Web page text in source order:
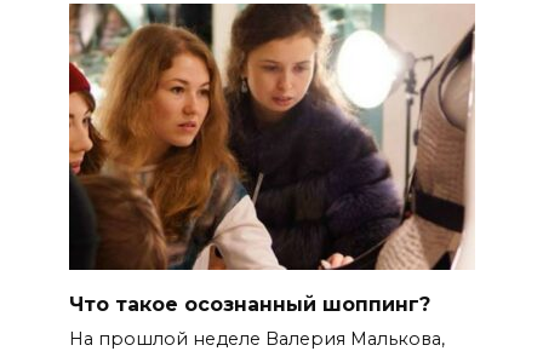
Что такое осознанный шоппинг?
На прошлой неделе Валерия Малькова,